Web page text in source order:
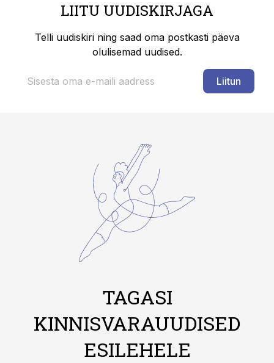
LIITU UUDISKIRJAGA
Telli uudiskiri ning saad oma postkasti päeva
olulisemad uudised.
Liitun
TAGASI
KINNISVARAUUDISED
ESILEHELE